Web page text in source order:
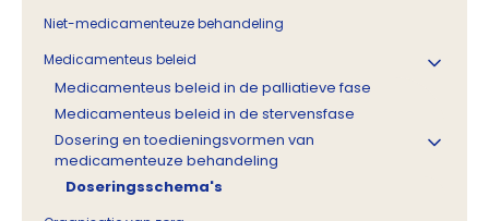
Niet-medicamenteuze behandeling
Medicamenteus beleid
Medicamenteus beleid in de palliatieve fase
Medicamenteus beleid in de stervensfase
Dosering en toedieningsvormen van
medicamenteuze behandeling
Doseringsschema's